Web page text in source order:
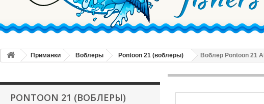
Приманки Воблеры Pontoon 21 (воблеры) Воблер Pontoon 21
PONTOON 21 (ВОБЛЕРЫ)